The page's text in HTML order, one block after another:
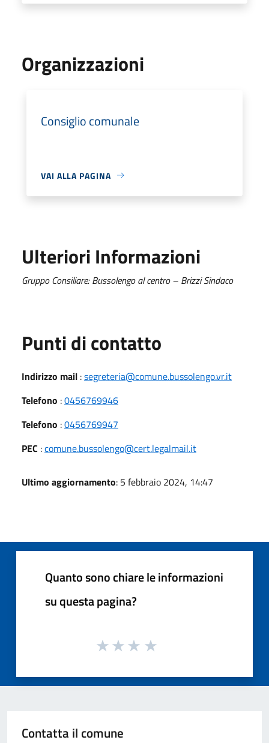
Organizzazioni
Consiglio comunale
VAI ALLA PAGINA
Ulteriori Informazioni
Gruppo Consiliare: Bussolengo al centro – Brizzi Sindaco
Punti di contatto
Indirizzo mail :segreteria@comune.bussolengo.vr.it
Telefono :0456769946
Telefono :0456769947
PEC :comune.bussolengo@cert.legalmail.it
Ultimo aggiornamento: 5 febbraio 2024, 14:47
Quanto sono chiare le informazioni
su questa pagina?
Contatta il comune